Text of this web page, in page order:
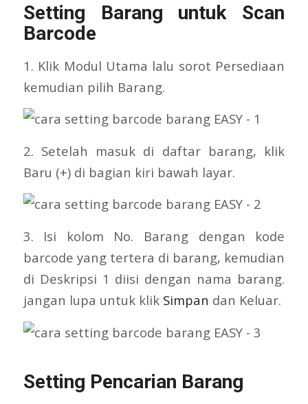
Setting Barang untuk Scan
Barcode
1. Klik Modul Utama lalu sorot Persediaan
kemudian pilih Barang.
2. Setelah masuk di daftar barang, klik
Baru (+) di bagian kiri bawah layar.
3. Isi kolom No. Barang dengan kode
barcode yang tertera di barang, kemudian
di Deskripsi 1 diisi dengan nama barang.
jangan lupa untuk klik Simpan dan Keluar.
Setting Pencarian Barang